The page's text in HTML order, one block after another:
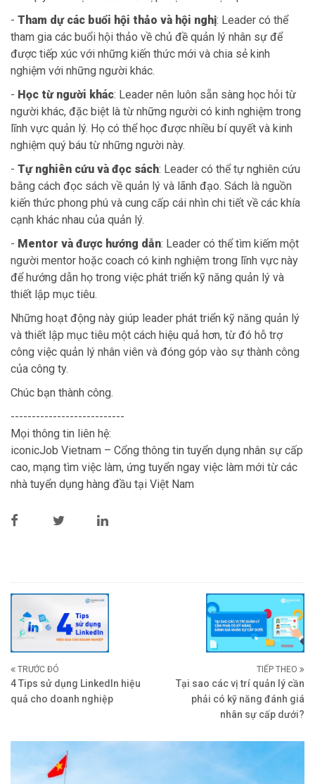
- Tham dự các buổi hội thảo và hội nghị: Leader có thể
tham gia các buổi hội thảo về chủ đề quản lý nhân sự để
được tiếp xúc với những kiến thức mới và chia sẻ kinh
nghiệm với những người khác.
- Học từ người khác: Leader nên luôn sẵn sàng học hỏi từ
người khác, đặc biệt là từ những người có kinh nghiệm trong
lĩnh vực quản lý. Họ có thể học được nhiều bí quyết và kinh
nghiệm quý báu từ những người này.
- Tự nghiên cứu và đọc sách: Leader có thể tự nghiên cứu
bằng cách đọc sách về quản lý và lãnh đạo. Sách là nguồn
kiến thức phong phú và cung cấp cái nhìn chi tiết về các khía
cạnh khác nhau của quản lý.
- Mentor và được hướng dẫn: Leader có thể tìm kiếm một
người mentor hoặc coach có kinh nghiệm trong lĩnh vực này
để hướng dẫn họ trong việc phát triển kỹ năng quản lý và
thiết lập mục tiêu.
Những hoạt động này giúp leader phát triển kỹ năng quản lý
và thiết lập mục tiêu một cách hiệu quả hơn, từ đó hỗ trợ
công việc quản lý nhân viên và đóng góp vào sự thành công
của công ty.
Chúc bạn thành công.
---------------------------
Mọi thông tin liên hệ:
iconicJob Vietnam – Cổng thông tin tuyển dụng nhân sự cấp
cao, mạng tìm việc làm, ứng tuyển ngay việc làm mới từ các
nhà tuyển dụng hàng đầu tại Việt Nam
TRƯỚC ĐÓ
4 Tips sử dụng LinkedIn hiệu
quả cho doanh nghiệp
TIẾP THEO
Tại sao các vị trí quản lý cần
phải có kỹ năng đánh giá
nhân sự cấp dưới?